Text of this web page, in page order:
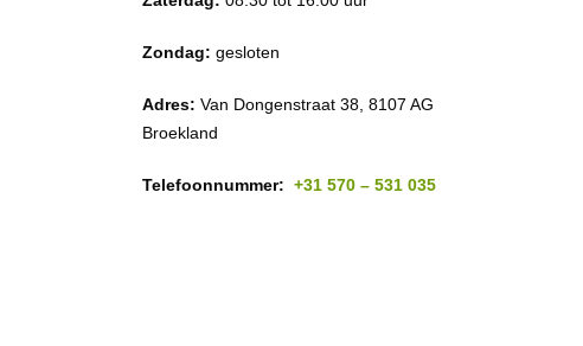
Zondag: gesloten
Adres: Van Dongenstraat 38, 8107 AG
Broekland
Telefoonnummer: +31 570 – 531 035